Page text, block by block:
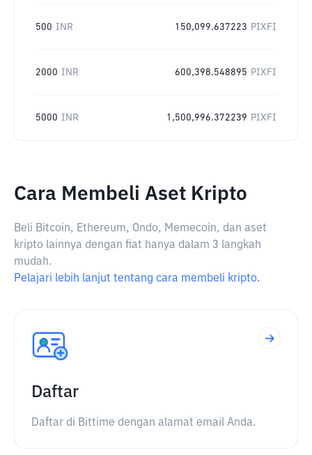
500 INR 150,099.637223 PIXFI
2000 INR 600,398.548895 PIXFI
5000 INR 1,500,996.372239 PIXFI
Cara Membeli Aset Kripto
Beli Bitcoin, Ethereum, Ondo, Memecoin, dan aset
kripto lainnya dengan fiat hanya dalam 3 langkah
mudah.
Pelajari lebih lanjut tentang cara membeli kripto.
Daftar
Daftar di Bittime dengan alamat email Anda.